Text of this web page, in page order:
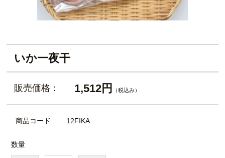
いか一夜干
販売価格： 1,512円 （税込み）
商品コード 12FIKA
数量